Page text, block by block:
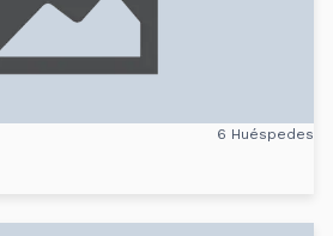
6 Huéspedes